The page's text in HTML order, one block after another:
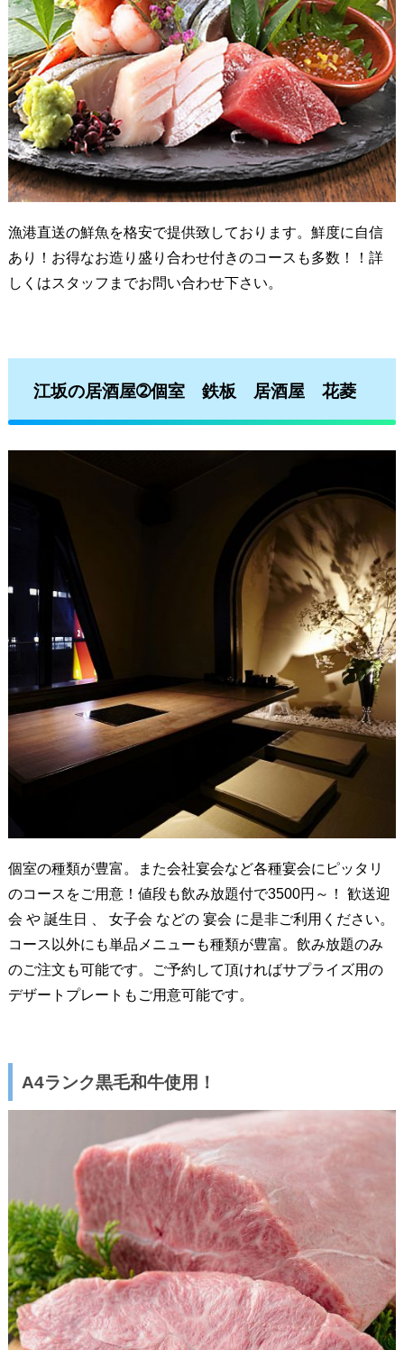
漁港直送の鮮魚を格安で提供致しております。鮮度に自信
あり！お得なお造り盛り合わせ付きのコースも多数！！詳
しくはスタッフまでお問い合わせ下さい。
江坂の居酒屋➁個室 鉄板 居酒屋 花菱
個室の種類が豊富。また会社宴会など各種宴会にピッタリ
のコースをご用意！値段も飲み放題付で3500円～！ 歓送迎
会 や 誕生日 、 女子会 などの 宴会 に是非ご利用ください。
コース以外にも単品メニューも種類が豊富。飲み放題のみ
のご注文も可能です。ご予約して頂ければサプライズ用の
デザートプレートもご用意可能です。
A4ランク黒毛和牛使用！